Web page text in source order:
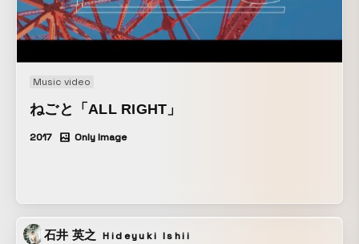
じ風に悩んでるはず、これはあなただけの悩みではなく誰も
が持つ悩みなんです。というコンセプトメッセージを設定し
＿＿＿＿＿＿＿＿＿＿＿＿＿＿＿＿＿＿＿＿＿＿＿＿＿＿＿
＿＿＿ もしきみが幸運にも 青年時代にパリに住んだと
すれば きみが残りの人生をどこで過ごそうとも それは
だ ――アーネスト・ヘミングウェイ著 ＿＿＿＿＿＿＿＿＿
望”と、座り込む主人公、一見相反するように見えますが、そ
の街明かりに照らされる主人公の様の美しさに何かを感じて
Music video
ねごと「ALL RIGHT」
2017 Only Image
石井 英之 Hideyuki Ishii